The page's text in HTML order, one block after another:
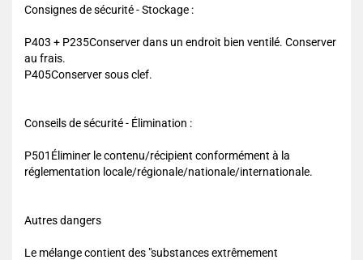
Consignes de sécurité - Stockage :
P403 + P235Conserver dans un endroit bien ventilé. Conserver
au frais.
P405Conserver sous clef.
Conseils de sécurité - Élimination :
P501Éliminer le contenu/récipient conformément à la
réglementation locale/régionale/nationale/internationale.
Autres dangers
Le mélange contient des "substances extrêmement